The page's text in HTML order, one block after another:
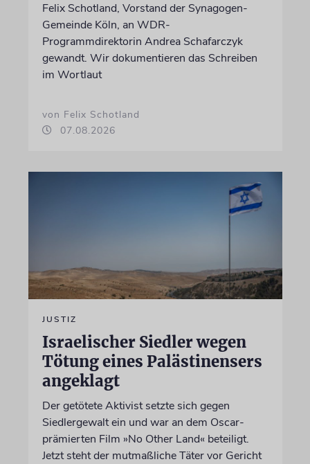
Felix Schotland, Vorstand der Synagogen-
Gemeinde Köln, an WDR-
Programmdirektorin Andrea Schafarczyk
gewandt. Wir dokumentieren das Schreiben
im Wortlaut
von Felix Schotland
07.08.2026
JUSTIZ
Israelischer Siedler wegen
Tötung eines Palästinensers
angeklagt
Der getötete Aktivist setzte sich gegen
Siedlergewalt ein und war an dem Oscar-
prämierten Film »No Other Land« beteiligt.
Jetzt steht der mutmaßliche Täter vor Gericht